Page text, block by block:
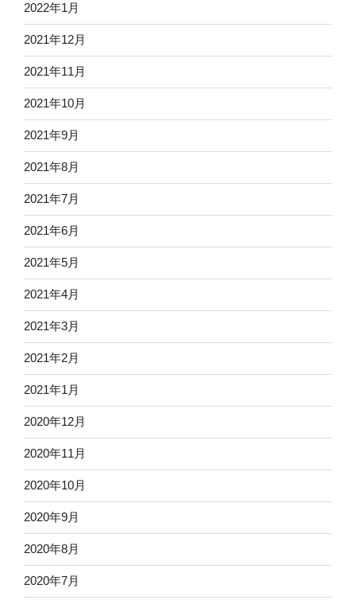
2022年1月
2021年12月
2021年11月
2021年10月
2021年9月
2021年8月
2021年7月
2021年6月
2021年5月
2021年4月
2021年3月
2021年2月
2021年1月
2020年12月
2020年11月
2020年10月
2020年9月
2020年8月
2020年7月